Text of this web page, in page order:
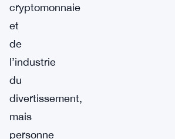
cryptomonnaie
et
de
l’industrie
du
divertissement,
mais
personne